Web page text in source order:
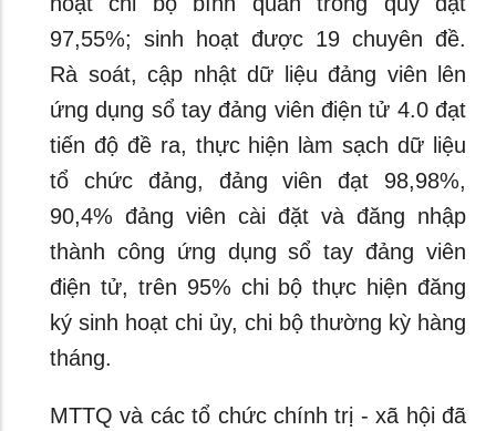
97,55%; sinh hoạt được 19 chuyên đề.
Rà soát, cập nhật dữ liệu đảng viên lên
ứng dụng sổ tay đảng viên điện tử 4.0 đạt
tiến độ đề ra, thực hiện làm sạch dữ liệu
tổ chức đảng, đảng viên đạt 98,98%,
90,4% đảng viên cài đặt và đăng nhập
thành công ứng dụng sổ tay đảng viên
điện tử, trên 95% chi bộ thực hiện đăng
ký sinh hoạt chi ủy, chi bộ thường kỳ hàng
tháng.
MTTQ và các tổ chức chính trị - xã hội đã